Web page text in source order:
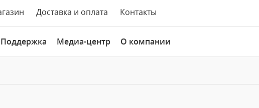
Доставка и оплата Контакты
Поддержка Медиа-центр О компании